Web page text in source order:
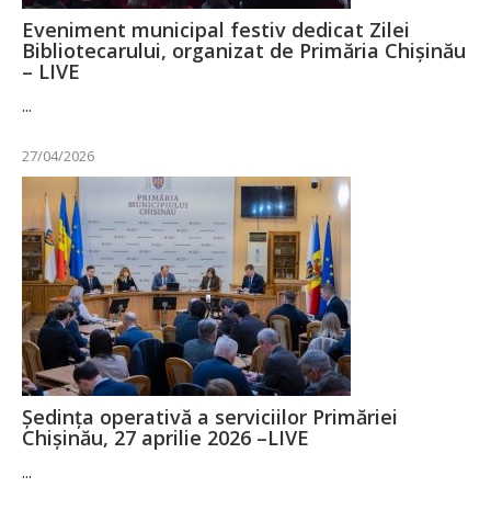
Eveniment municipal festiv dedicat Zilei
Bibliotecarului, organizat de Primăria Chișinău
– LIVE
...
27/04/2026
Ședința operativă a serviciilor Primăriei
Chișinău, 27 aprilie 2026 –LIVE
...